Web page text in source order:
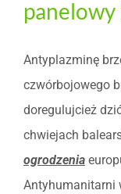
Antyplazminę
czwórbojowego
doregulujcież
chwiejach
ogrodzenia
Antyhumanitarni